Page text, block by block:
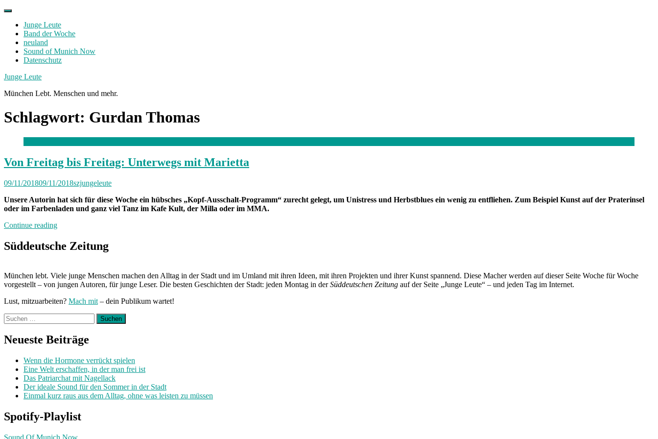
Skip
contentJunge Leute
Band der Woche
neuland
Sound of Munich Now
Datenschutz
Facebook
Twitter
Instagram
Junge Leute
München Lebt. Menschen und mehr.
Schlagwort: Gurdan Thomas
Von Freitag bis Freitag: Unterwegs mit Marietta
09/11/201809/11/2018szjungeleute
Unsere Autorin hat sich für diese Woche ein hübsches „Kopf-Ausschalt-Programm“ zurecht gelegt, um Unistress und Herbstblues ein wenig zu entfliehen. Zum Beispiel Kunst auf der Praterinsel
oder im Farbenladen und ganz viel Tanz im Kafe Kult, der Milla oder im MMA.
Continue reading„Von
bis
Freitag:
Marietta“
Süddeutsche Zeitung
München lebt. Viele junge Menschen machen den Alltag in der Stadt und im Umland mit ihren Ideen, mit ihren Projekten und ihrer Kunst spannend. Diese Macher werden auf dieser Seite Woche für Woche
vorgestellt – von jungen Autoren, für junge Leser. Die besten Geschichten der Stadt: jeden Montag in derSüddeutschen Zeitung auf der Seite „Junge Leute“ – und jeden Tag im Internet.
Lust, mitzuarbeiten? Mach mit – dein Publikum wartet!
Suchen
nach:
Neueste Beiträge
Wenn die Hormone verrückt spielen
Eine Welt erschaffen, in der man frei ist
Das Patriarchat mit Nagellack
Der ideale Sound für den Sommer in der Stadt
Einmal kurz raus aus dem Alltag, ohne was leisten zu müssen
Spotify-Playlist